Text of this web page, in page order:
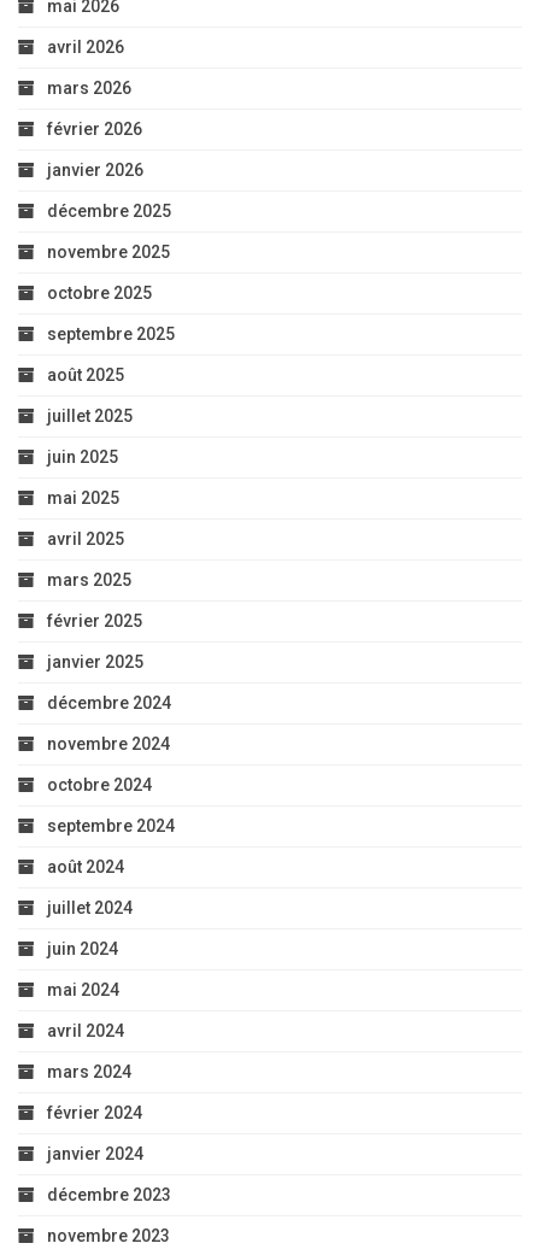
mai 2026
avril 2026
mars 2026
février 2026
janvier 2026
décembre 2025
novembre 2025
octobre 2025
septembre 2025
août 2025
juillet 2025
juin 2025
mai 2025
avril 2025
mars 2025
février 2025
janvier 2025
décembre 2024
novembre 2024
octobre 2024
septembre 2024
août 2024
juillet 2024
juin 2024
mai 2024
avril 2024
mars 2024
février 2024
janvier 2024
décembre 2023
novembre 2023